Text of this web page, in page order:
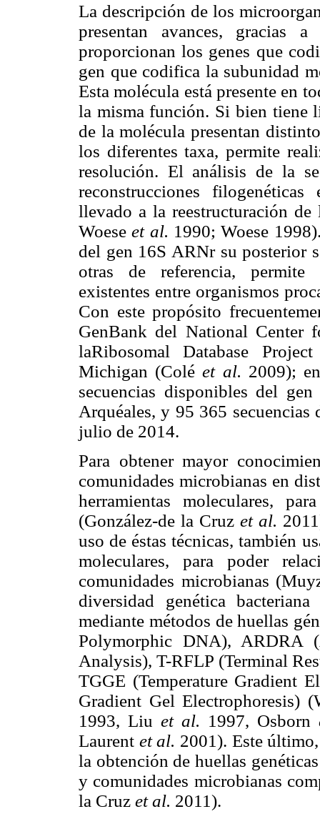
La descripción de los
presentan avances, gracias
proporcionan los genes que
gen que codifica la subunidad
Esta molécula está presente en
la misma función. Si bien tiene
de la molécula presentan
los diferentes taxa, permite
resolución. El análisis de la
reconstrucciones
llevado a la reestructuración
Woeseet al. 1990; Woese
del gen 16S ARNr su posterior
otras de referencia, permite
existentes entre organismos
Con este propósito
GenBank del National
laRibosomal Database
Michigan (Coléet al. 2009);
secuencias disponibles del
Arquéales, y 95 365
julio de 2014.
Para obtener mayor
comunidades microbianas en
herramientas moleculares,
(González-de la Cruzet al.
uso de éstas técnicas, también
moleculares, para poder
comunidades microbianas
diversidad genética
mediante métodos de huellas
Polymorphic DNA), ARDRA
Analysis), T-RFLP (Terminal
TGGE (Temperature Gradient
Gradient Gel Electrophoresis)
1993, Liuet al. 1997, Osborn
Laurent et al. 2001). Este
la obtención de huellas
y comunidades microbianas
la Cruz et al. 2011).